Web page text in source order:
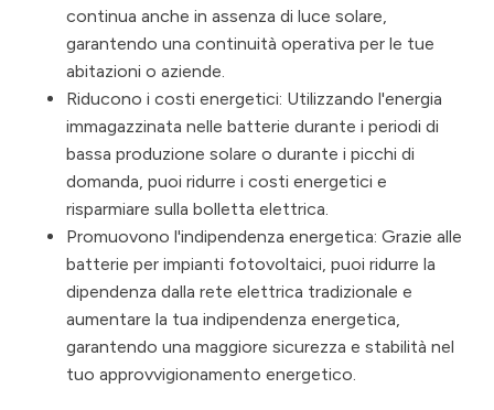
continua anche in assenza di luce solare,
garantendo una continuità operativa per le tue
abitazioni o aziende.
Riducono i costi energetici: Utilizzando l'energia
immagazzinata nelle batterie durante i periodi di
bassa produzione solare o durante i picchi di
domanda, puoi ridurre i costi energetici e
risparmiare sulla bolletta elettrica.
Promuovono l'indipendenza energetica: Grazie alle
batterie per impianti fotovoltaici, puoi ridurre la
dipendenza dalla rete elettrica tradizionale e
aumentare la tua indipendenza energetica,
garantendo una maggiore sicurezza e stabilità nel
tuo approvvigionamento energetico.